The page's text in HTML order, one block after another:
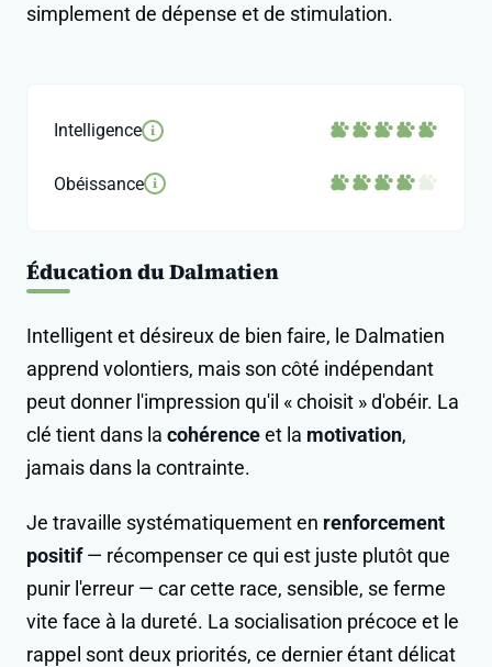
simplement de dépense et de stimulation.
Intelligence i
Obéissance i
Éducation du Dalmatien
Intelligent et désireux de bien faire, le Dalmatien
apprend volontiers, mais son côté indépendant
peut donner l'impression qu'il « choisit » d'obéir. La
clé tient dans la cohérenceet la motivation,
jamais dans la contrainte.
Je travaille systématiquement en renforcement
positif— récompenser ce qui est juste plutôt que
punir l'erreur — car cette race, sensible, se ferme
vite face à la dureté. La socialisation précoce et le
rappel sont deux priorités, ce dernier étant délicat